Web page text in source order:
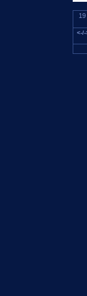
19
<-/-